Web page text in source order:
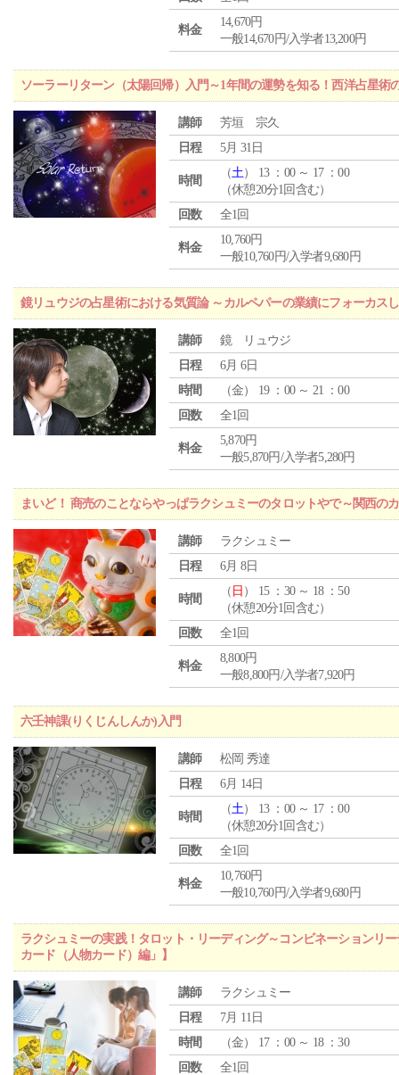
料金
14,670円
一般14,670円/入学者13,200円
ソーラーリターン（太陽回帰）入門～1年間の運勢を知る！西洋占星術
講師
芳垣 宗久
日程
5月 31日
時間
（土） 13 ：00 ～ 17 ：00
（休憩20分1回含む）
回数
全1回
料金
10,760円
一般10,760円/入学者9,680円
鏡リュウジの占星術における気質論 ～カルペパーの業績にフォーカス
講師
鏡 リュウジ
日程
6月 6日
時間
（金） 19 ：00 ～ 21 ：00
回数
全1回
料金
5,870円
一般5,870円/入学者5,280円
まいど！ 商売のことならやっぱラクシュミーのタロットやで～関西の
講師
ラクシュミー
日程
6月 8日
時間
（ 日 ） 15 ：30 ～ 18 ：50
（休憩20分1回含む）
回数
全1回
料金
8,800円
一般8,800円/入学者7,920円
六壬神課(りくじんしんか)入門
講師
松岡 秀達
日程
6月 14日
時間
（土） 13 ：00 ～ 17 ：00
（休憩20分1回含む）
回数
全1回
料金
10,760円
一般10,760円/入学者9,680円
ラクシュミーの実践！タロット・リーディング～コンビネーションリ
カード（人物カード）編」】
講師
ラクシュミー
日程
7月 11日
時間
（金） 17 ：00 ～ 18 ：30
回数
全1回